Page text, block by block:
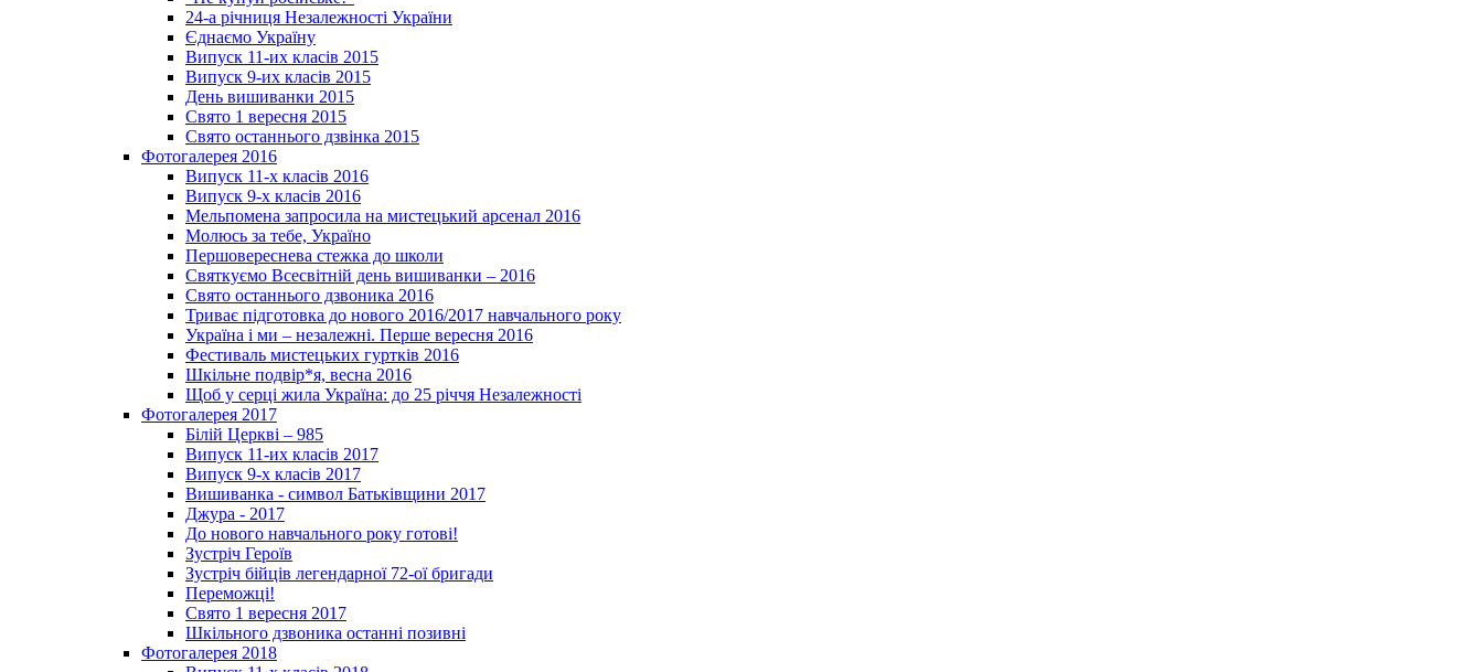
24-а річниця Незалежності України
Єднаємо Україну
Випуск 11-их класів 2015
Випуск 9-их класів 2015
День вишиванки 2015
Свято 1 вересня 2015
Свято останнього дзвінка 2015
Фотогалерея 2016
Випуск 11-х класів 2016
Випуск 9-х класів 2016
Мельпомена запросила на мистецький арсенал 2016
Молюсь за тебе, Україно
Першовереснева стежка до школи
Святкуємо Всесвітній день вишиванки – 2016
Свято останнього дзвоника 2016
Триває підготовка до нового 2016/2017 навчального року
Україна і ми – незалежні. Перше вересня 2016
Фестиваль мистецьких гуртків 2016
Шкільне подвір*я, весна 2016
Щоб у серці жила Україна: до 25­ річчя Незалежності
Фотогалерея 2017
Білій Церкві – 985
Випуск 11-их класів 2017
Випуск 9-х класів 2017
Вишиванка - символ Батьківщини 2017
Джура - 2017
До нового навчального року готові!
Зустріч Героїв
Зустріч бійців легендарної 72-ої бригади
Переможці!
Свято 1 вересня 2017
Шкільного дзвоника останні позивні
Фотогалерея 2018